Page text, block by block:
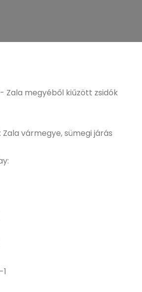
- Zala megyéből kiűzött zsidók
Zala vármegye, sümegi járás